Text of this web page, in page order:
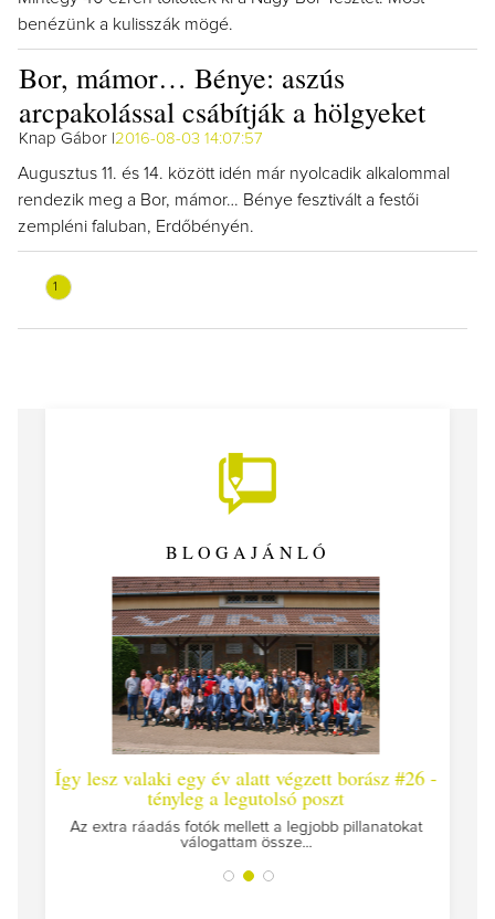
benézünk a kulisszák mögé.
Bor, mámor… Bénye: aszús
arcpakolással csábítják a hölgyeket
Knap Gábor | 2016-08-03 14:07:57
Augusztus 11. és 14. között idén már nyolcadik alkalommal
rendezik meg a Bor, mámor… Bénye fesztivált a festői
zempléni faluban, Erdőbényén.
1
BLOGAJÁNLÓ
Így lesz valaki egy év alatt végzett borász #26 -
tényleg a legutolsó poszt
Az extra ráadás fotók mellett a legjobb pillanatokat
válogattam össze...
Így lesz